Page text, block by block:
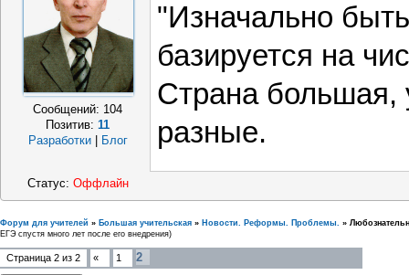
Сообщений: 104
Позитив:11
Разработки
Блог
"Изначально
базируется на
Страна большая,
разные.
Статус: Оффлайн
Форум для учителей » Большая учительская » Новости. Реформы. Проблемы. »
ЕГЭ спустя много лет после его внедрения)
Страница 2 из 2 « 1 2